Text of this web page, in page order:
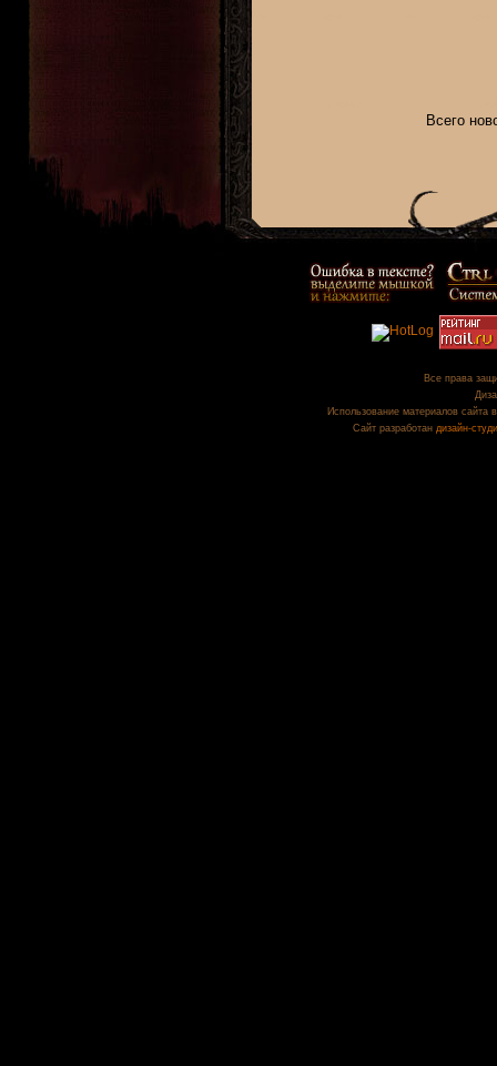
Всего
Все права
Использование материалов сайта
Сайт разработан дизайн-